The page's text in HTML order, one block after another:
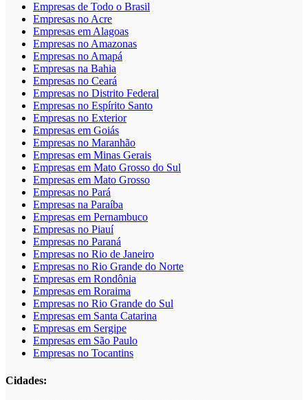
Empresas de Todo o Brasil
Empresas no Acre
Empresas em Alagoas
Empresas no Amazonas
Empresas no Amapá
Empresas na Bahia
Empresas no Ceará
Empresas no Distrito Federal
Empresas no Espírito Santo
Empresas no Exterior
Empresas em Goiás
Empresas no Maranhão
Empresas em Minas Gerais
Empresas em Mato Grosso do Sul
Empresas em Mato Grosso
Empresas no Pará
Empresas na Paraíba
Empresas em Pernambuco
Empresas no Piauí
Empresas no Paraná
Empresas no Rio de Janeiro
Empresas no Rio Grande do Norte
Empresas em Rondônia
Empresas em Roraima
Empresas no Rio Grande do Sul
Empresas em Santa Catarina
Empresas em Sergipe
Empresas em São Paulo
Empresas no Tocantins
Cidades: